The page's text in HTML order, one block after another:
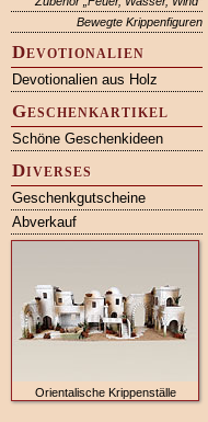
Bewegte Krippenfiguren
Devotionalien
Devotionalien aus Holz
Geschenkartikel
Schöne Geschenkideen
Diverses
Geschenkgutscheine
Abverkauf
Orientalische Krippenställe